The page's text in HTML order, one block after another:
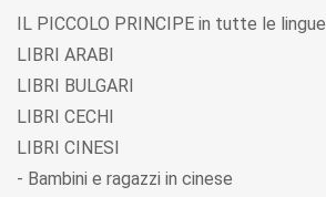
IL PICCOLO PRINCIPE in tutte le lingue
LIBRI ARABI
LIBRI BULGARI
LIBRI CECHI
LIBRI CINESI
- Bambini e ragazzi in cinese